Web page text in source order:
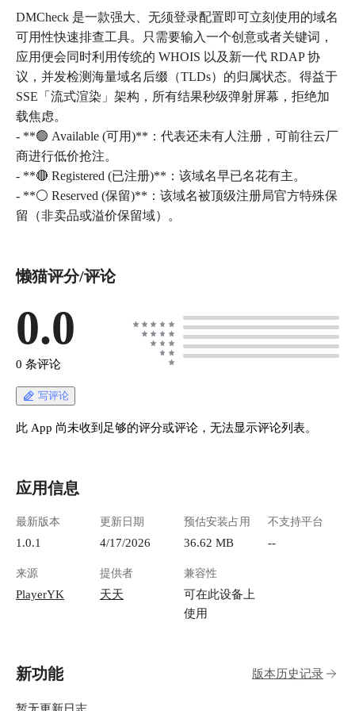
DMCheck 是一款强大、无须登录配置即可立刻使用的域名
可用性快速排查工具。只需要输入一个创意或者关键词，
应用便会同时利用传统的 WHOIS 以及新一代 RDAP 协
议，并发检测海量域名后缀（TLDs）的归属状态。得益于
SSE「流式渲染」架构，所有结果秒级弹射屏幕，拒绝加
载焦虑。
- **🟢 Available (可用)**：代表还未有人注册，可前往云厂
商进行低价抢注。
- **🔴 Registered (已注册)**：该域名早已名花有主。
- **⚪ Reserved (保留)**：该域名被顶级注册局官方特殊保
懒猫评分/评论
0.0
0 条评论
写评论
此 App 尚未收到足够的评分或评论，无法显示评论列表。
应用信息
最新版本
1.0.1
更新日期
4/17/2026
预估安装占用
36.62 MB
不支持平台
--
来源
PlayerYK
提供者
天天
兼容性
可在此设备上
使用
新功能 版本历史记录